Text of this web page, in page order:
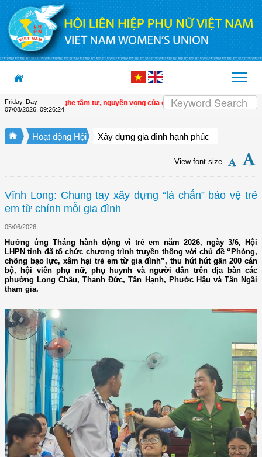
Skip to Content
Friday, Day
07/08/2026, 09:26:25
Nam lắng nghe tâm tư, nguyện vọng của cán bộ Hội ở cơ sở | Đồng Tháp:
Hoạt động Hội Xây dựng gia đình hạnh phúc
View font size
Vĩnh Long: Chung tay xây dựng “lá chắn” bảo vệ trẻ
em từ chính mỗi gia đình
05/06/2026
Hưởng ứng Tháng hành động vì trẻ em năm 2026, ngày 3/6, Hội
LHPN tỉnh đã tổ chức chương trình truyền thông với chủ đề “Phòng,
chống bạo lực, xâm hại trẻ em từ gia đình”, thu hút hút gần 200 cán
bộ, hội viên phụ nữ, phụ huynh và người dân trên địa bàn các
phường Long Châu, Thanh Đức, Tân Hạnh, Phước Hậu và Tân Ngãi
tham gia.